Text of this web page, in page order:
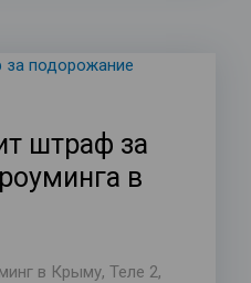
штраф за
в
в Крыму, Теле 2,